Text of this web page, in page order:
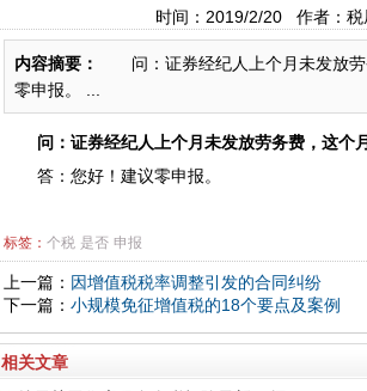
时间：2019/2/20 作者：
内容摘要：
问：证券经纪人上个月未发放
零申报。 ...
问：证券经纪人上个月未发放劳务费，这个
答：您好！建议零申报。
标签： 个税 是否 申报
上一篇： 因增值税税率调整引发的合同纠纷
下一篇： 小规模免征增值税的18个要点及案例
相关文章